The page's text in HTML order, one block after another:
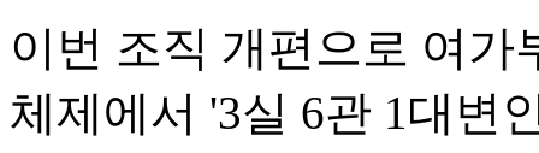
이번 조직 개편으로 여가
체제에서 '3실 6관 1대변